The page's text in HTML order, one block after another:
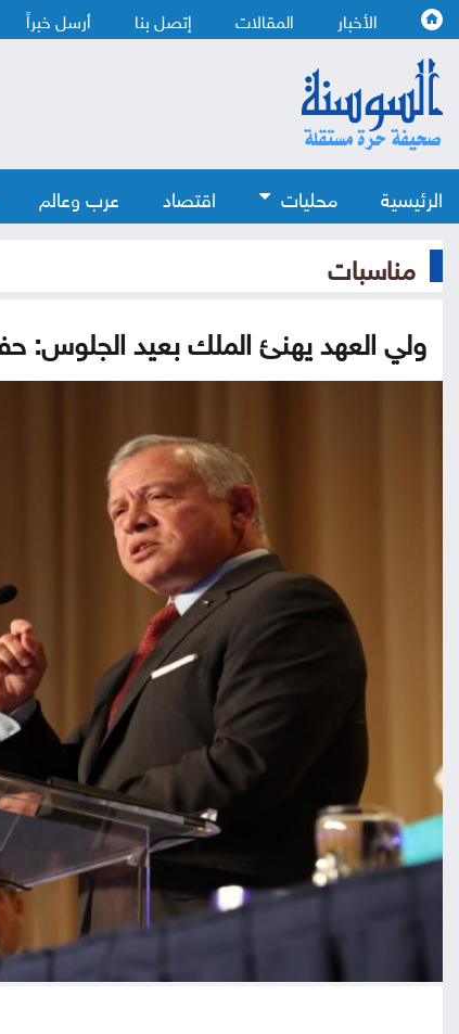
الأخبار المقالات إتصل بنا أرسل خبراً
الرئيسية محليات اقتصاد عرب وعالم
مناسبات
ولي العهد يهنئ الملك بعيد الجلوس: